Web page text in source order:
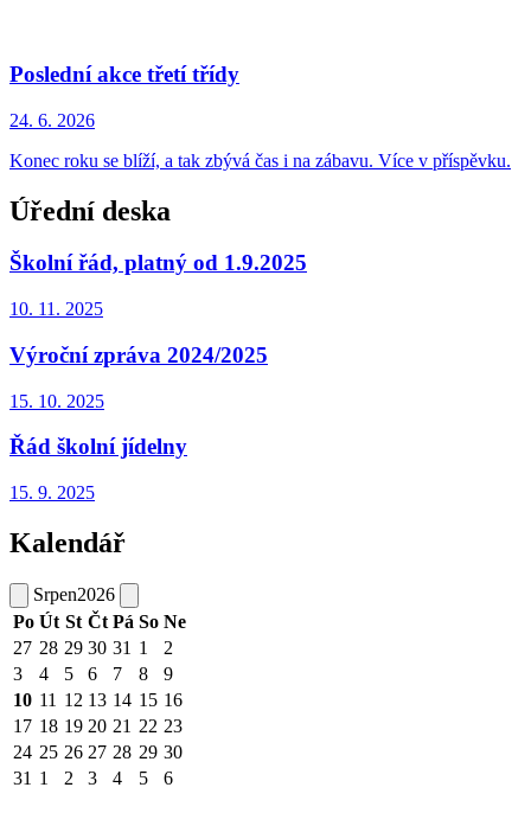
Poslední akce třetí třídy
24. 6. 2026
Konec roku se blíží, a tak zbývá čas i na zábavu. Více v příspěvku.
Úřední deska
Školní řád, platný od 1.9.2025
10. 11. 2025
Výroční zpráva 2024/2025
15. 10. 2025
Řád školní jídelny
15. 9. 2025
Kalendář
Srpen2026
Po Út St Čt Pá So Ne
27 28 29 30 31 1
2
3
4 5 6 7 8
9
10 11 12 13 14 15 16
17 18 19 20 21 22 23
24 25 26 27 28 29 30
31 1 2 3 4 5 6